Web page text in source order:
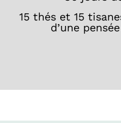
15 thés et 15
d’une